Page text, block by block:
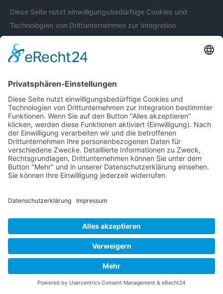
Haydau
1994
Kulturetage,
Bremerhave
n
Diese Seite nutzt einwilligungsbedürftige Cookies und
Technologien von Drittunternehmen zur Integration
bestimmter Funktionen. Wenn Sie auf den Button "Alles
akzeptieren" klicken, werden diese Funktionen aktiviert
betroffenen Drittunternehmen Ihre personenbezogenen Daten
Zweck, Rechtsgrundlagen, Drittunternehmen können Sie
unter dem Button "Mehr" und in unserer
Datenschutzerklärung einsehen. Sie können Ihre Einwilligung
jederzeit widerrufen.
VERWEIGERN
AKZEPTIEREN
MEHR
Powered by